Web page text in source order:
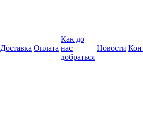
Доставка Оплата
Как до
нас
добраться
Новости